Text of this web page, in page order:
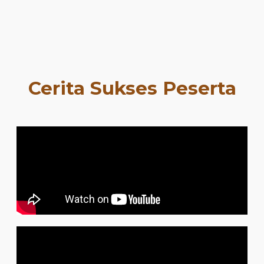
Cerita Sukses Peserta